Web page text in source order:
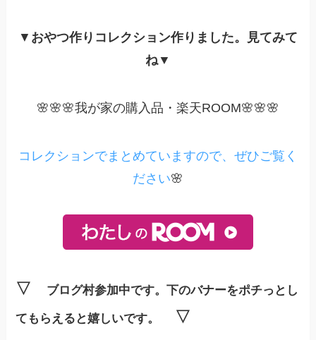
▼ おやつ作りコレクション作りました。見てみて
ね▼
🌸🌸🌸我が家の購入品・楽天ROOM🌸🌸🌸
コレクションでまとめていますので、ぜひご覧く
ださい🌸
▽ ブログ村参加中です。下のバナーをポチっとし
てもらえると嬉しいです。 ▽